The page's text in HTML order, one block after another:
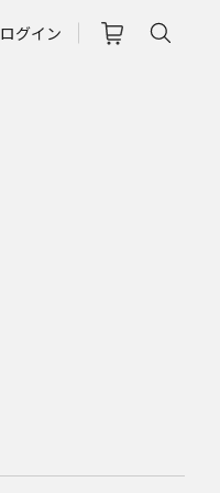
ログイン